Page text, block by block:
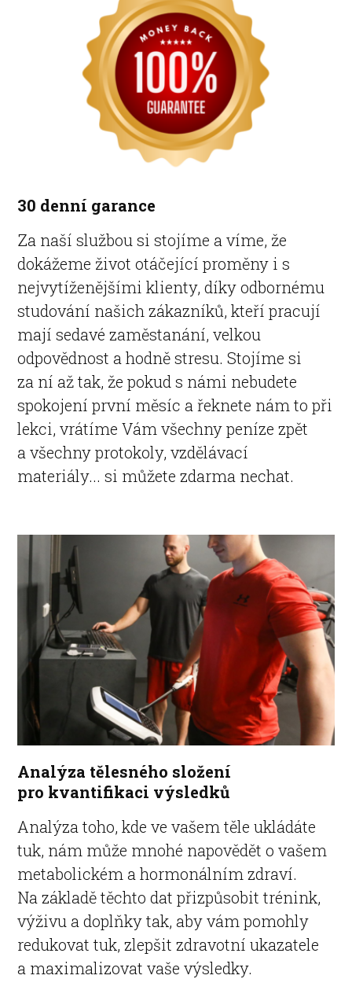
30 denní garance
Za naší službou si stojíme a víme, že
dokážeme život otáčející proměny i s
nejvytíženějšími klienty, díky odbornému
studování našich zákazníků, kteří pracují
mají sedavé zaměstanání, velkou
odpovědnost a hodně stresu. Stojíme si
za ní až tak, že pokud s námi nebudete
spokojení první měsíc a řeknete nám to při
lekci, vrátíme Vám všechny peníze zpět
a všechny protokoly, vzdělávací
materiály... si můžete zdarma nechat.
Analýza tělesného složení
pro kvantifikaci výsledků
Analýza toho, kde ve vašem těle ukládáte
tuk, nám může mnohé napovědět o vašem
metabolickém a hormonálním zdraví.
Na základě těchto dat přizpůsobit trénink,
výživu a doplňky tak, aby vám pomohly
redukovat tuk, zlepšit zdravotní ukazatele
a maximalizovat vaše výsledky.